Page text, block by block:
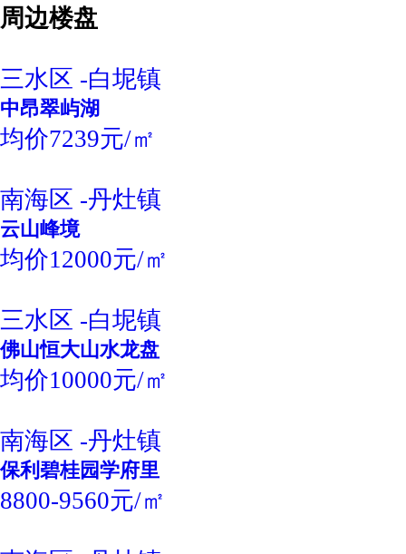
周边楼盘
三水区 -白坭镇
中昂翠屿湖
均价7239元/㎡
南海区 -丹灶镇
云山峰境
均价12000元/㎡
三水区 -白坭镇
佛山恒大山水龙盘
均价10000元/㎡
南海区 -丹灶镇
保利碧桂园学府里
8800-9560元/㎡